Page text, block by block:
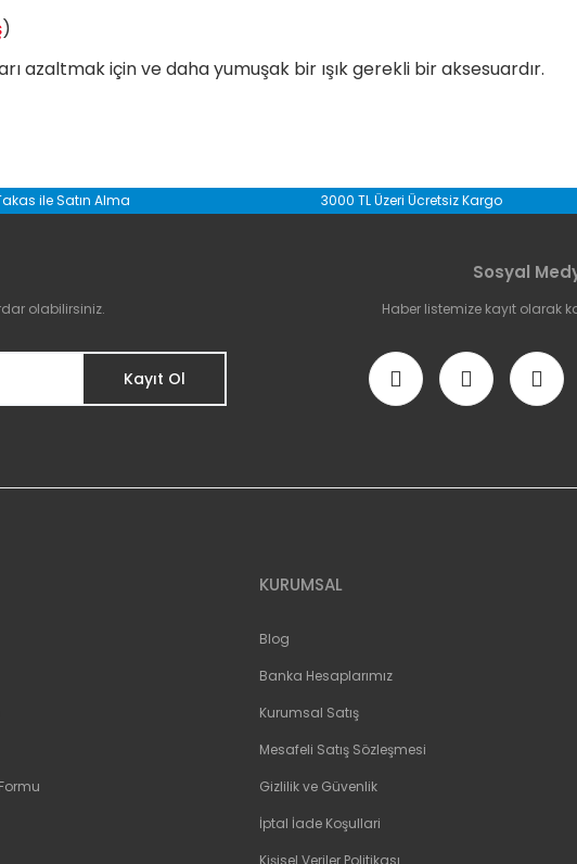
)
azaltmak için ve daha yumuşak bir ışık gerekli bir aksesuardır.
Bu ürüne ilk yorumu siz yapın!
ile Satın Alma 3000 TL Üzeri Ücretsiz Kargo
olabilirsiniz.
Kayıt Ol
Sosyal
Haber listemize kayıt
KURUMSAL
Blog
Banka Hesaplarımız
Kurumsal Satış
Mesafeli Satış Sözleşmesi
Gizlilik ve Güvenlik
İptal İade Koşullari
Kişisel Veriler Politikası